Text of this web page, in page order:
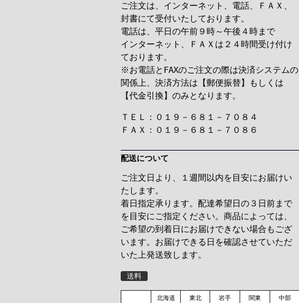
ご注文は、インターネット、電話、ＦＡＸ、
封書にて受付いたしております。
電話は、平日の午前９時～午後４時まで
インターネット、ＦＡＸは２４時間受け付け
ております。
※お電話とFAXのご注文の際は決済システムの
関係上、決済方法は【郵便振替】もしくは
【代金引換】のみとなります。
ＴＥＬ：０１９－６８１－７０８４
ＦＡＸ：０１９－６８１－７０８６
配送について
ご注文日より、１週間以内を目安にお届けい
たします。
着日指定承ります。配達希望日の３日前まで
を目安にご指定ください。商品によっては、
ご希望の到着日にお届けできない場合もござ
います。お届けできる日を確認させていただ
いた上発送致します。
送料
北海道 東北 岩手 関東 中部